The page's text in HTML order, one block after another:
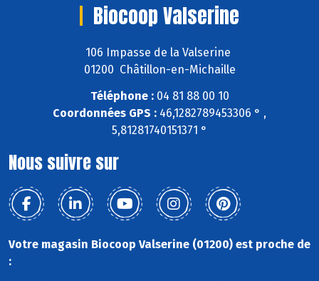
Biocoop Valserine
106 Impasse de la Valserine
01200 Châtillon-en-Michaille
Téléphone :04 81 88 00 10
Coordonnées GPS : 46,1282789453306 ° ,
5,81281740151371 °
Nous suivre sur
Votre magasin Biocoop Valserine (01200) est proche de
: